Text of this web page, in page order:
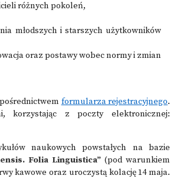
różnych pokoleń,
młodszych i starszych użytkowników
oraz postawy wobec normy i zmian
formularza rejestracyjnego.
korzystając z poczty elektronicznej:
naukowych powstałych na bazie
Folia Linguistica” (pod warunkiem
kawowe oraz uroczystą kolację 14 maja.